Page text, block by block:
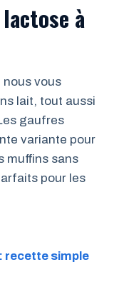
à
vous
lait, tout aussi
gaufres
variante pour
muffins sans
pour les
recette simple